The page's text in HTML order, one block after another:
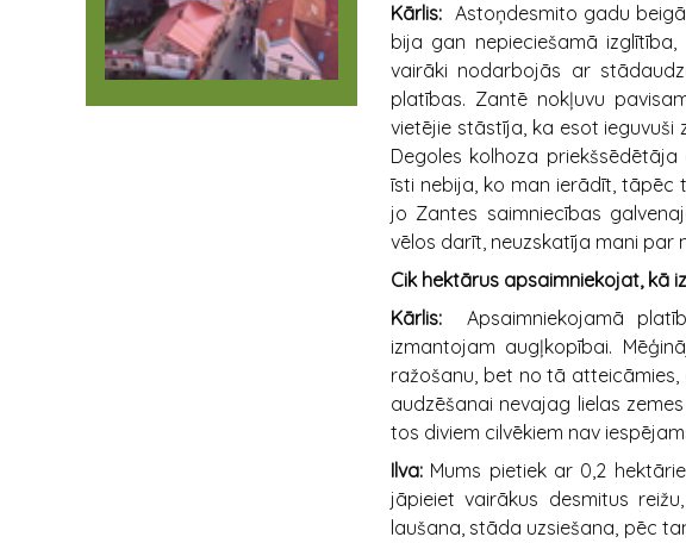
Kārlis: Astoņdesmito gadu
bija gan nepieciešamā
vairāki nodarbojās ar
platības. Zantē nokļuvu
vietējie stāstīja, ka esot ieguvuši
Degoles kolhoza
īsti nebija, ko man ierādīt, tāpēc
jo Zantes saimniecības
vēlos darīt, neuzskatīja mani par
Cik hektārus apsaimniekojat, kā
Kārlis: Apsaimniekojamā
izmantojam augļkopībai.
ražošanu, bet no tā
audzēšanai nevajag lielas
tos diviem cilvēkiem nav
Ilva: Mums pietiek ar 0,2
jāpieiet vairākus desmitus
laušana, stāda uzsiešana, pēc